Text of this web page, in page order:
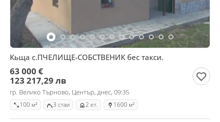
Кьща с.ПЧЕЛИЩЕ-СОБСТВЕНИК бес такси.
63 000 €
123 217,29 лв
гр. Велико Търново, Център, днес, 09:35
100 м² 3 стаи 2 ет. 1600 м²